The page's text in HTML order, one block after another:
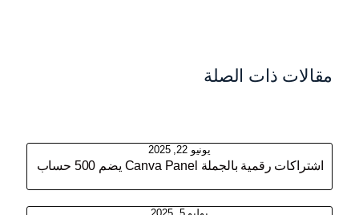
مقالات ذات الصلة
يونيو 22, 2025
اشتراكات رقمية بالجملة Canva Panel يضم 500 حساب دعوة بسعر جملة وابدأ مشروعك الرقمي المربح!